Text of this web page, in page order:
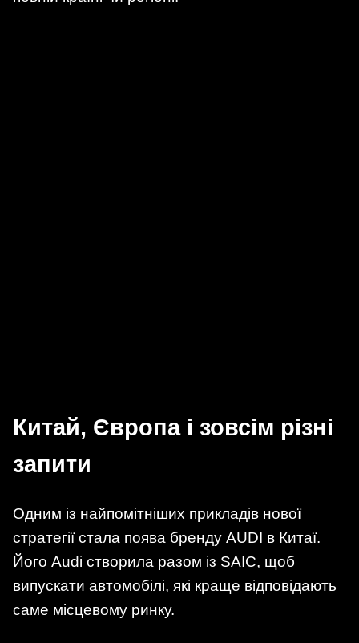
Китай, Європа і зовсім різні
запити
Одним із найпомітніших прикладів нової
стратегії стала поява бренду AUDI в Китаї.
Його Audi створила разом із SAIC, щоб
випускати автомобілі, які краще відповідають
саме місцевому ринку.